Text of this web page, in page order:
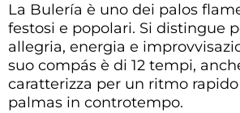
La Bulería è uno dei palos
festosi e popolari. Si distingue
allegria, energia e
suo compás è di 12 tempi,
caratterizza per un ritmo
palmas in controtempo.